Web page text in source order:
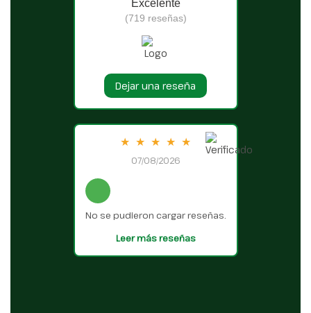
Excelente
(719 reseñas)
Dejar una reseña
★ ★ ★ ★ ★
07/08/2026
No se pudieron cargar reseñas.
Leer más reseñas